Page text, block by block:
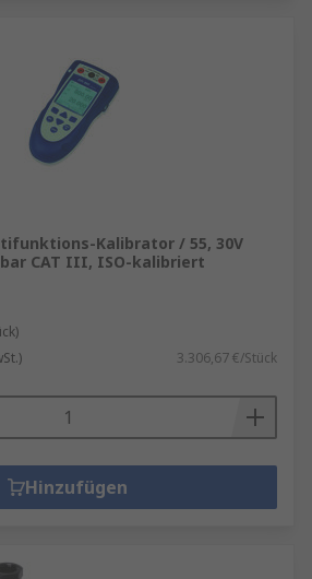
Kalibrator / 55, 30V
bar CAT III, ISO-kalibriert
3.306,67 €/Stück
Hinzufügen